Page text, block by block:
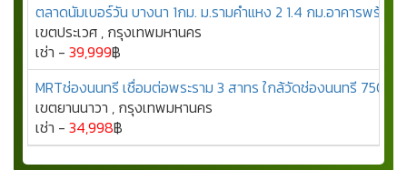
ตลาดนัมเบอร์วัน บางนา 1กม. ม.รามคำแหง 2 1.4 กม.อาคารพร้อม
เขตประเวศ , กรุงเทพมหานคร
เช่า - 39,999฿
MRTช่องนนทรี เชื่อมต่อพระราม 3 สาทร ใกล้วัดช่องนนทรี 750 ม
เขตยานนาวา , กรุงเทพมหานคร
เช่า - 34,998฿